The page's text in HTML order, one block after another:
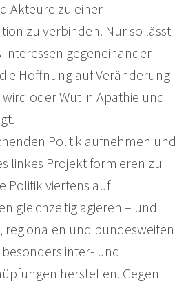
Akteure zu einer
zu verbinden. Nur so lässt
Interessen gegeneinander
Hoffnung auf Veränderung
oder Wut in Apathie und
Politik aufnehmen und
linkes Projekt formieren zu
Politik viertens auf
gleichzeitig agieren – und
regionalen und bundesweiten
inter- und
herstellen. Gegen